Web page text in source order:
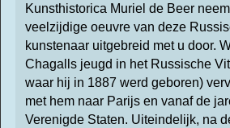
Kunsthistorica Muriel de Beer
veelzijdige oeuvre van deze
kunstenaar uitgebreid met u door.
Chagalls jeugd in het Russische
waar hij in 1887 werd geboren)
met hem naar Parijs en vanaf de
Verenigde Staten. Uiteindelijk, na